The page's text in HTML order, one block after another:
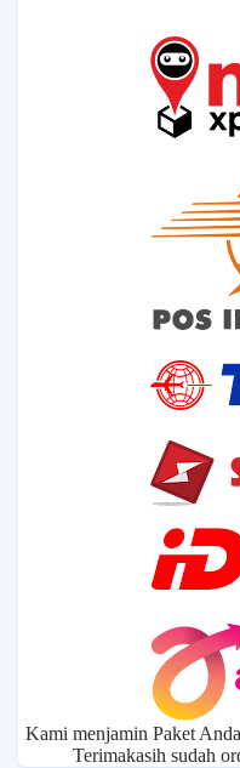
Kami menjamin Paket
Terimakasih sudah